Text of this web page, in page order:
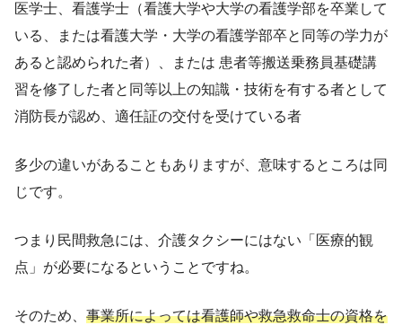
医学士、看護学士（看護大学や大学の看護学部を卒業して
いる、または看護大学・大学の看護学部卒と同等の学力が
あると認められた者）、または 患者等搬送乗務員基礎講
習を修了した者と同等以上の知識・技術を有する者として
消防長が認め、適任証の交付を受けている者
多少の違いがあることもありますが、意味するところは同
じです。
つまり民間救急には、介護タクシーにはない「医療的観
点」が必要になるということですね。
そのため、 事業所によっては看護師や救急救命士の資格を